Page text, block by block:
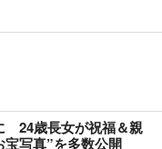
24歳長女が祝福＆親
写真”を多数公開